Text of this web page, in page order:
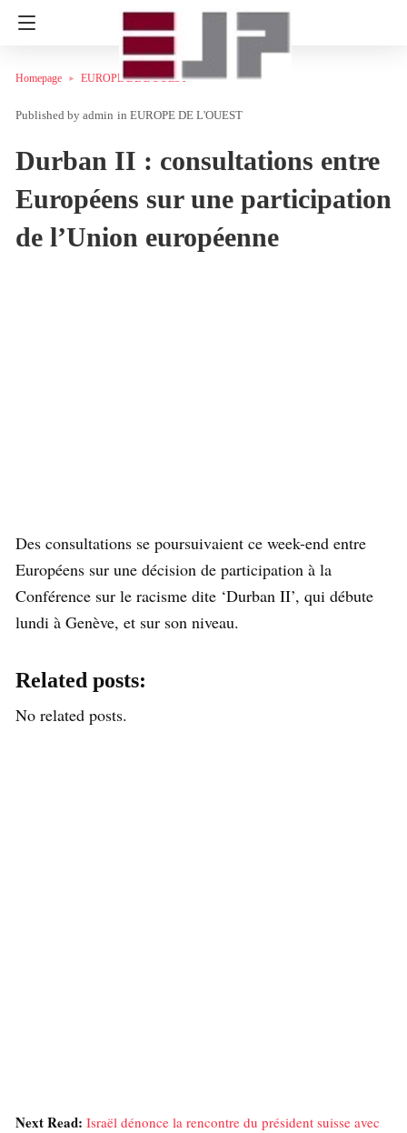
Homepage EUROPE DE L'OUEST
admin in EUROPE DE L'OUEST
Durban II : consultations entre
Européens sur une participation
de l’Union européenne
Des consultations se poursuivaient ce week-end entre
Européens sur une décision de participation à la
Conférence sur le racisme dite ‘Durban II’, qui débute
lundi à Genève, et sur son niveau.
Related posts:
No related posts.
Next Read: Israël dénonce la rencontre du président suisse avec